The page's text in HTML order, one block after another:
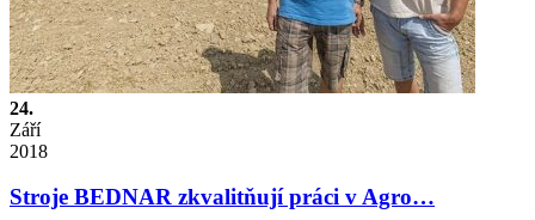
24.
Září
2018
Stroje BEDNAR zkvalitňují práci v Agro…